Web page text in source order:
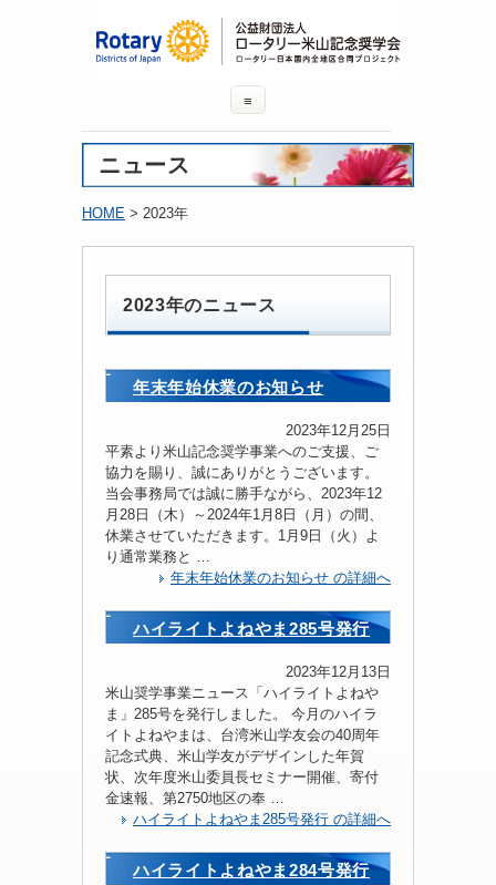
≡
ニュース
HOME > 2023年
2023年のニュース
年末年始休業のお知らせ
2023年12月25日
平素より米山記念奨学事業へのご支援、ご
協力を賜り、誠にありがとうございます。
当会事務局では誠に勝手ながら、2023年12
月28日（木）～2024年1月8日（月）の間、
休業させていただきます。1月9日（火）よ
り通常業務と …
年末年始休業のお知らせ の詳細へ
ハイライトよねやま285号発行
2023年12月13日
米山奨学事業ニュース「ハイライトよねや
ま」285号を発行しました。 今月のハイラ
イトよねやまは、台湾米山学友会の40周年
記念式典、米山学友がデザインした年賀
状、次年度米山委員長セミナー開催、寄付
金速報、第2750地区の奉 …
ハイライトよねやま285号発行 の詳細へ
ハイライトよねやま284号発行